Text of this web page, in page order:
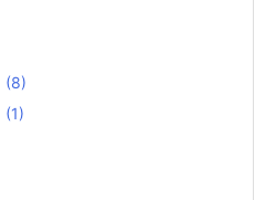
(8)
(1)